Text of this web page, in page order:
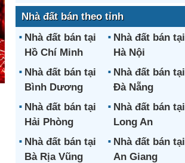
Nhà đất bán theo tỉnh
Nhà đất bán tại
Hồ Chí Minh
Nhà đất bán tại
Hà Nội
Nhà đất bán tại
Bình Dương
Nhà đất bán tại
Đà Nẵng
Nhà đất bán tại
Hải Phòng
Nhà đất bán tại
Long An
Nhà đất bán tại
Bà Rịa Vũng
Nhà đất bán tại
An Giang